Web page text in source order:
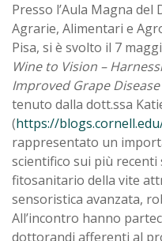
Presso l’Aula Magna
Agrarie, Alimentari e
Pisa, si è svolto il 7
Wine to Vision –
Improved Grape
tenuto dalla dott.ssa
(https://
rappresentato un
scientifico sui più
fitosanitario della vite
sensoristica avanzata,
All’incontro hanno
dottorandi afferenti al